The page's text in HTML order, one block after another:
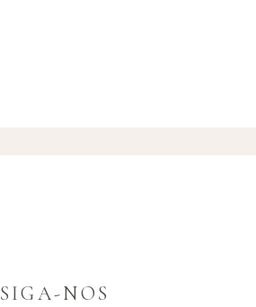
SIGA-NOS